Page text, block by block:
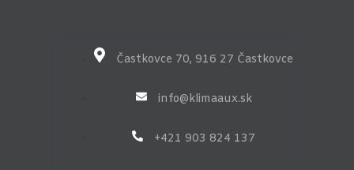
Častkovce 70, 916 27 Častkovce
info@klimaaux.sk
+421 903 824 137